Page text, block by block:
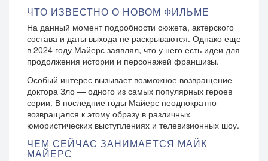
ЧТО ИЗВЕСТНО О НОВОМ ФИЛЬМЕ
На данный момент подробности сюжета, актерского
состава и даты выхода не раскрываются. Однако еще
в 2024 году Майерс заявлял, что у него есть идеи для
продолжения истории и персонажей франшизы.
Особый интерес вызывает возможное возвращение
доктора Зло — одного из самых популярных героев
серии. В последние годы Майерс неоднократно
возвращался к этому образу в различных
юмористических выступлениях и телевизионных шоу.
ЧЕМ СЕЙЧАС ЗАНИМАЕТСЯ МАЙК
МАЙЕРС